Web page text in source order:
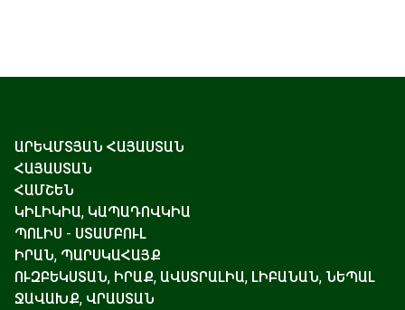
ԱՐԵՎՄՏՅԱՆ ՀԱՅԱՍՏԱՆ
ՀԱՅԱՍՏԱՆ
ՀԱՄՇԵՆ
ԿԻԼԻԿԻԱ, ԿԱՊԱԴՈՎԿԻԱ
ՊՈԼԻՍ - ՍՏԱՄԲՈՒԼ
ԻՐԱՆ, ՊԱՐՍԿԱՀԱՅՔ
ՈՒԶԲԵԿՍՏԱՆ, ԻՐԱՔ, ԱՎՍՏՐԱԼԻԱ, ԼԻԲԱՆԱՆ, ՆԵՊԱԼ
ՋԱՎԱԽՔ, ՎՐԱՍՏԱՆ